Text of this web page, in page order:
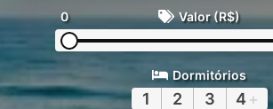
0 Valor (R$)
Dormitórios
1 2 3 4 +